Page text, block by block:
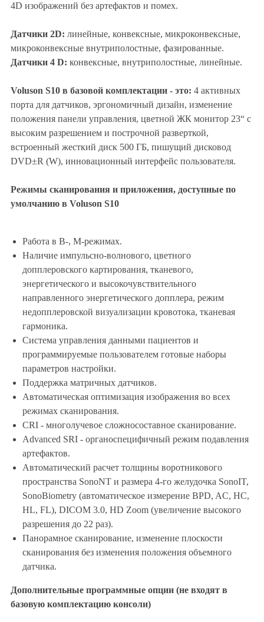
4D изображений без артефактов и помех.
Датчики 2D: линейные, конвексные, микроконвексные,
микроконвексные внутриполостные, фазированные.
Датчики 4 D: конвексные, внутриполостные, линейные.
Voluson S10 в базовой комплектации - это: 4 активных
порта для датчиков, эргономичный дизайн, изменение
положения панели управления, цветной ЖК монитор 23“ с
высоким разрешением и построчной разверткой,
встроенный жесткий диск 500 ГБ, пишущий дисковод
DVD±R (W), инновационный интерфейс пользователя.
Режимы сканирования и приложения, доступные по
умолчанию в Voluson S10
Работа в В-, М-режимах.
Наличие импульсно-волнового, цветного
допплеровского картирования, тканевого,
энергетического и высокочувствительного
направленного энергетического допплера, режим
недопплеровской визуализации кровотока, тканевая
гармоника.
Система управления данными пациентов и
программируемые пользователем готовые наборы
параметров настройки.
Поддержка матричных датчиков.
Автоматическая оптимизация изображения во всех
режимах сканирования.
CRI - многолучевое сложносоставное сканирование.
Advanced SRI - органоспецифичный режим подавления
артефактов.
Автоматический расчет толщины воротникового
пространства SonoNT и размера 4-го желудочка SonoIT,
SonoBiometry (автоматическое измерение BPD, AC, HC,
HL, FL), DICOM 3.0, HD Zoom (увеличение высокого
разрешения до 22 раз).
Панорамное сканирование, изменение плоскости
сканирования без изменения положения объемного
датчика.
Дополнительные программные опции (не входят в
базовую комплектацию консоли)